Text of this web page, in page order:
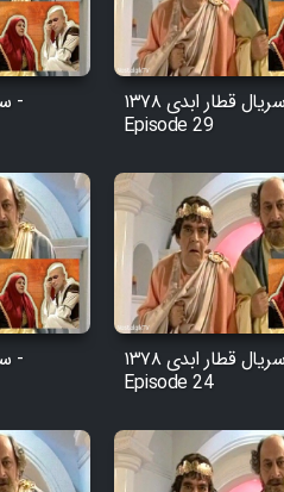
Avar
Behtarin Tabestan Man
Mard Aftabi
Salam be Entezar
Entehaye Ghodrat
سریال قطار ابدی ۱۳۷۸ -
Episode 29
سریال قطار ابدی ۱۳۷۸ -
Episode 24